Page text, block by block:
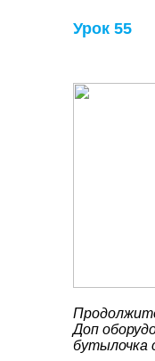
Урок 55
Доп
бутылочка